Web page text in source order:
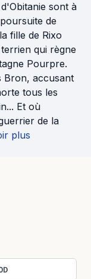
sont à
de
fille de Rixo
qui règne
Pourpre.
Bron, accusant
tous les
Et où
de la
plus